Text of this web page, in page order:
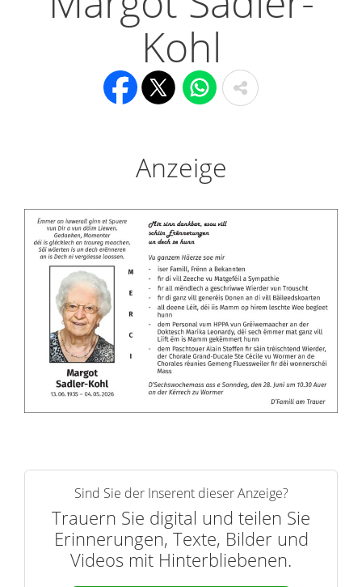
Kohl
Anzeige
Sind Sie der Inserent dieser Anzeige?
Trauern Sie digital und teilen Sie
Erinnerungen, Texte, Bilder und
Videos mit Hinterbliebenen.